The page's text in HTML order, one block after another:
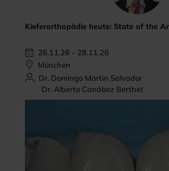
Kieferorthopädie heute: State of the
26.11.26 - 28.11.26
München
Dr. Domingo Martin Salvador
Dr. Alberto Canábez Berthet